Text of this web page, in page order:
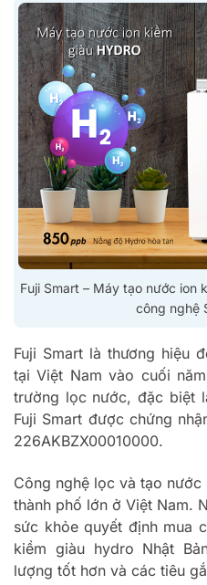
Fuji Smart – Máy tạo nước ion
công nghệ
Fuji Smart là thương hiệu
tại Việt Nam vào cuối
trường lọc nước, đặc biệt
Fuji Smart được chứng
226AKBZX00010000.
Công nghệ lọc và tạo
thành phố lớn ở Việt Nam.
sức khỏe quyết định mua
kiềm giàu hydro Nhật
lượng tốt hơn và các tiêu